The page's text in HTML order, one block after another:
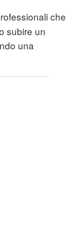
che
subire un
una